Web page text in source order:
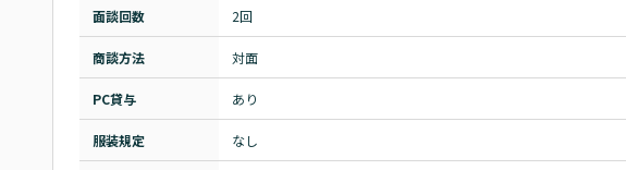
面談回数 2回
商談方法 対面
PC貸与 あり
服装規定 なし